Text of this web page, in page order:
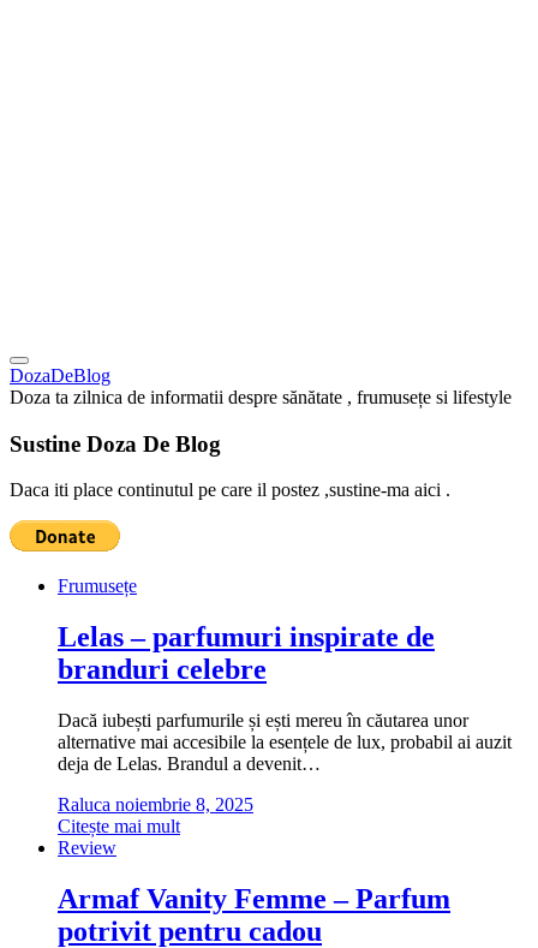
DozaDeBlog
Doza ta zilnica de informatii despre sănătate , frumusețe si lifestyle
Sustine Doza De Blog
Daca iti place continutul pe care il postez ,sustine-ma aici .
Frumusețe
Lelas – parfumuri inspirate de
branduri celebre
Dacă iubești parfumurile și ești mereu în căutarea unor
alternative mai accesibile la esențele de lux, probabil ai auzit
deja de Lelas. Brandul a devenit…
Raluca noiembrie 8, 2025
Citește mai mult
Review
Armaf Vanity Femme – Parfum
potrivit pentru cadou